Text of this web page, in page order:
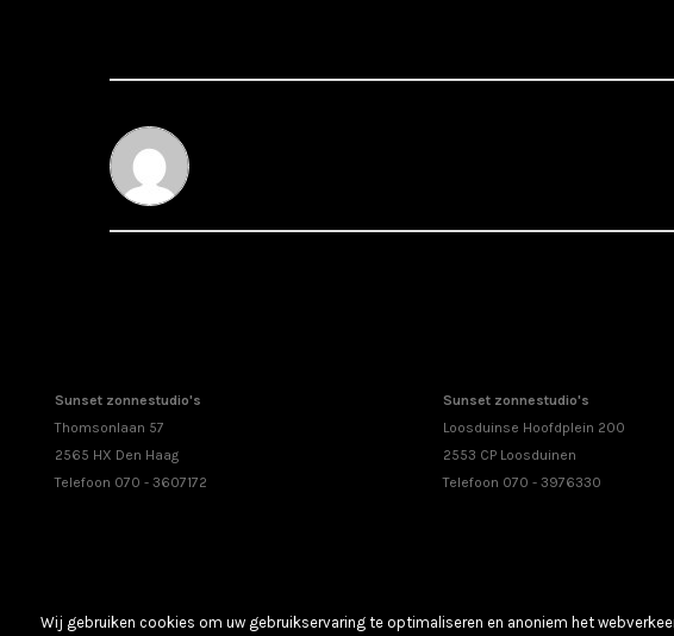
Sunset zonnestudio's
Thomsonlaan 57
2565 HX Den Haag
Telefoon 070 - 3607172
Sunset zonnestudio's
Loosduinse Hoofdplein 200
2553 CP Loosduinen
Telefoon 070 - 3976330
Wij gebruiken cookies om uw gebruikservaring te optimaliseren en anoniem het